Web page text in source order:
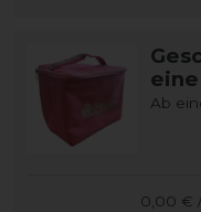
Ab
0,00 €